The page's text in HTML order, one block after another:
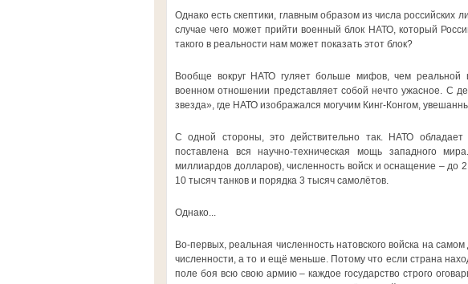
Однако есть скептики, главным образом из числа
случае чего может прийти военный блок НАТО, который
такого в реальности нам может показать этот блок?
Вообще вокруг НАТО гуляет больше мифов, чем
военном отношении представляет собой нечто ужасное. С
звезда», где НАТО изображался могучим Кинг-Конгом,
С одной стороны, это действительно так. НАТО
поставлена вся научно-техническая мощь западного
миллиардов долларов), численность войск и оснащение – до
10 тысяч танков и порядка 3 тысяч самолётов.
Однако...
Во-первых, реальная численность натовского войска на
численности, а то и ещё меньше. Потому что если страна
поле боя всю свою армию – каждое государство строго